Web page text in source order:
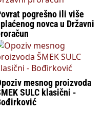
pogrešno ili više
novca u Državni
mesnog proizvoda
SULC klasični -